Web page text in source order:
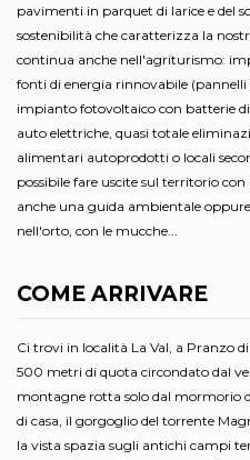
pavimenti in parquet di larice e del
sostenibilità che caratterizza la
continua anche nell'agriturismo:
fonti di energia rinnovabile (pannelli
impianto fotovoltaico con batterie
auto elettriche, quasi totale
alimentari autoprodotti o locali
possibile fare uscite sul territorio
anche una guida ambientale
nell'orto, con le mucche...
COME ARRIVARE
Ci trovi in località La Val, a Pranzo
500 metri di quota circondato dal
montagne rotta solo dal mormorio
di casa, il gorgoglio del torrente
la vista spazia sugli antichi campi